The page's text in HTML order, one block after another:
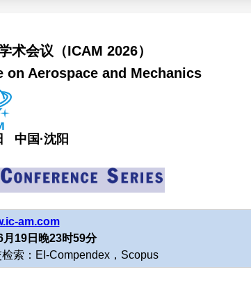
术会议（ICAM 2026）
Aerospace and Mechanics
中国·沈阳
am.com
19日晚23时59分
索：EI-Compendex，Scopus